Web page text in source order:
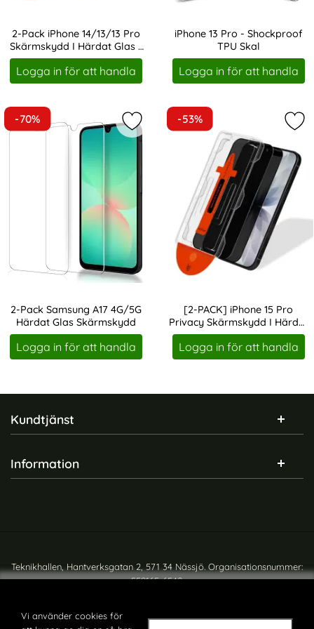
Vi använder cookies för
2-Pack iPhone 14/13/13 Pro
Skärmskydd I Härdat Glas -
Med Monteringsram
Art. nr 246469
Logga in för att handla
iPhone 13 Pro - Shockproof
TPU Skal
Art. nr 206499
Logga in för att handla
-70%
2-Pack Samsung A17 4G/5G
Härdat Glas Skärmskydd
Art. nr 241609
Logga in för att handla
Markera 2-Pack Samsung A17
-53%
[2-PACK] iPhone 15 Pro
Privacy Skärmskydd I Härdat
Glas - Med Monteringsram
Art. nr 246524
Logga in för att handla
Sidfot Blandad info och länkar
Kundtjänst
Information
Teknikhallen, Hantverksgatan 2, 571 34 Nässjö. Organisationsnummer:
559165-6540